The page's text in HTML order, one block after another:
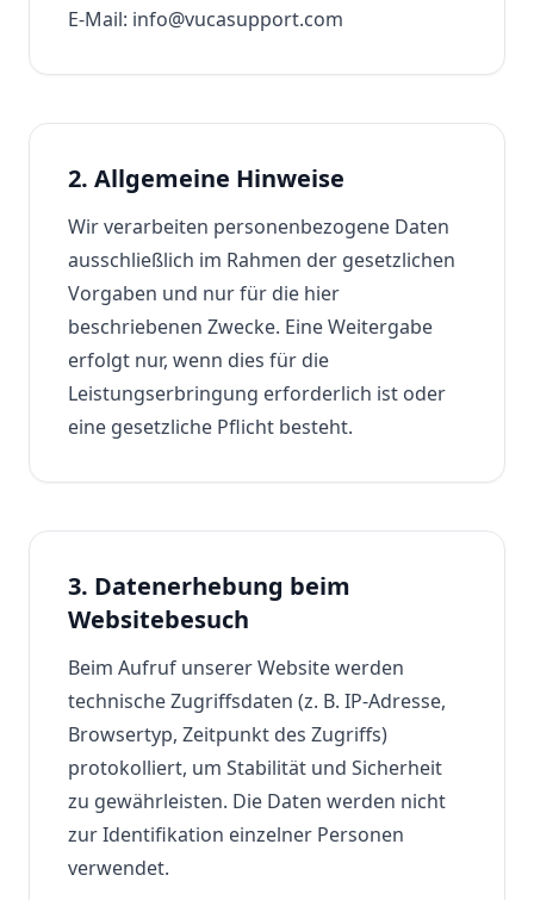
E-Mail: info@vucasupport.com
2. Allgemeine Hinweise
Wir verarbeiten personenbezogene Daten
ausschließlich im Rahmen der gesetzlichen
Vorgaben und nur für die hier
beschriebenen Zwecke. Eine Weitergabe
erfolgt nur, wenn dies für die
Leistungserbringung erforderlich ist oder
eine gesetzliche Pflicht besteht.
3. Datenerhebung beim
Websitebesuch
Beim Aufruf unserer Website werden
technische Zugriffsdaten (z. B. IP-Adresse,
Browsertyp, Zeitpunkt des Zugriffs)
protokolliert, um Stabilität und Sicherheit
zu gewährleisten. Die Daten werden nicht
zur Identifikation einzelner Personen
verwendet.